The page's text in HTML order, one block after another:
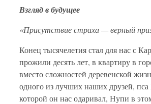
Взгляд в будущее
«Присутствие страха — верный
Конец тысячелетия стал для нас с
прожили десять лет, в квартиру в
вместо сложностей деревенской
одного из лучших наших друзей,
которой он нас одаривал, Нупи в